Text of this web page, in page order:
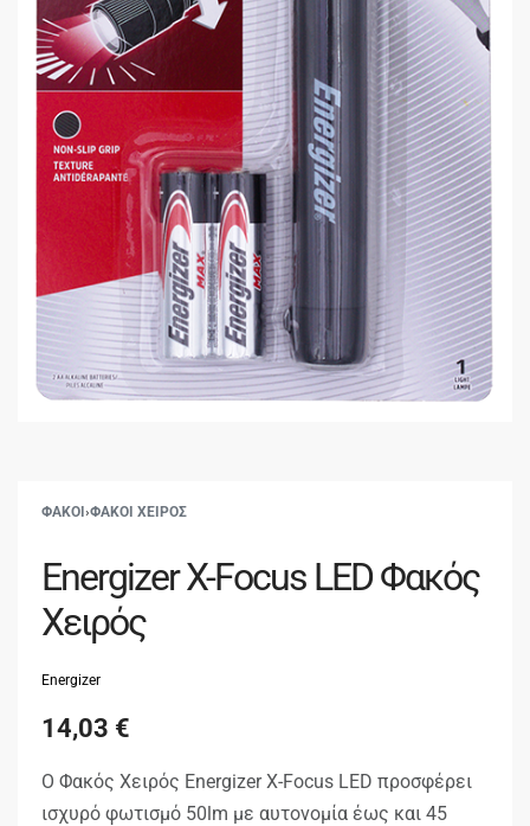
ΦΑΚΟΙ›ΦΑΚΟΙ ΧΕΙΡΟΣ
Energizer X-Focus LED Φακός
Χειρός
Energizer
14,03 €
Ο Φακός Χειρός Energizer X-Focus LED προσφέρει
ισχυρό φωτισμό 50lm με αυτονομία έως και 45